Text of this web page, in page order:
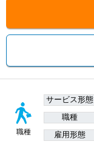
職種
サービス形態
職種
雇用形態